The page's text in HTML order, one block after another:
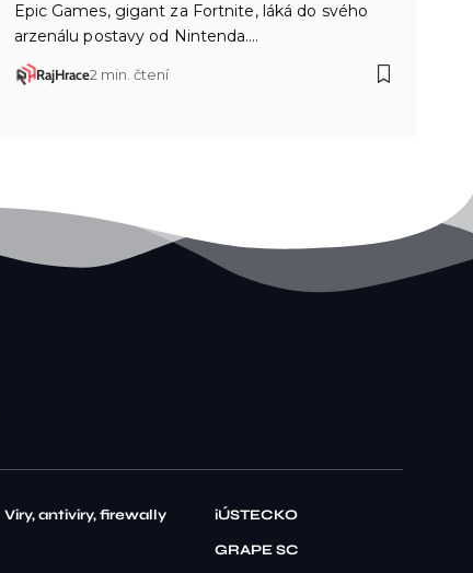
Epic Games, gigant za Fortnite, láká do svého
arzenálu postavy od Nintenda.…
RajHrace2 min. čtení
Viry, antiviry, firewally
iÚSTECKO
GRAPE SC